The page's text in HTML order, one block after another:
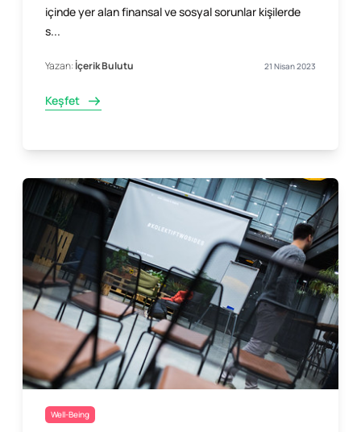
içinde yer alan finansal ve sosyal sorunlar kişilerde
s...
Yazan:İçerik Bulutu 21 Nisan 2023
Keşfet
Well-Being